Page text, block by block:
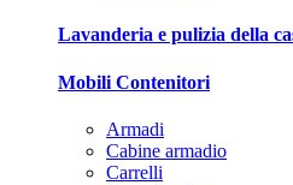
Lavanderia e pulizia della
Mobili Contenitori
Armadi
Cabine armadio
Carrelli